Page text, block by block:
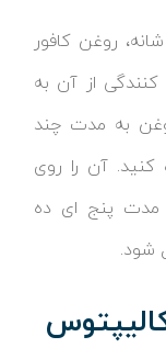
روغن کافور
از آن به
به مدت چند
کنید. آن را روی
مدت پنج ای ده
شود.